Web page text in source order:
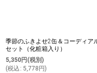
季節のふきよせ2缶＆コーディア
セット（化粧箱入り）
5,350円 (税別)
(税込 : 5,778 円)